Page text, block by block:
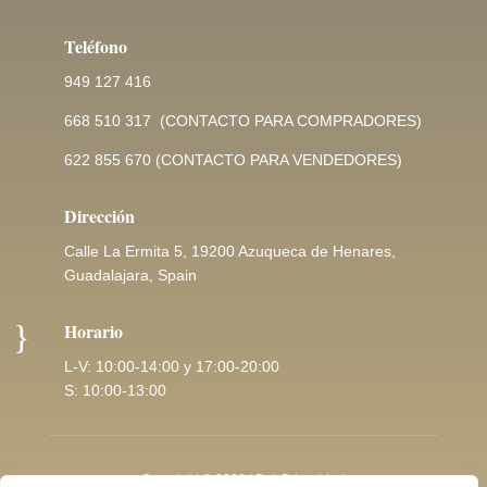
Teléfono
949 127 416
668 510 317 (CONTACTO PARA COMPRADORES)
622 855 670(CONTACTO PARA VENDEDORES)
Dirección
Calle La Ermita 5, 19200 Azuqueca de Henares,
Guadalajara, Spain
} Horario
L-V: 10:00-14:00 y 17:00-20:00
S: 10:00-13:00
Copyright © 2026 |Pol. Privacidad